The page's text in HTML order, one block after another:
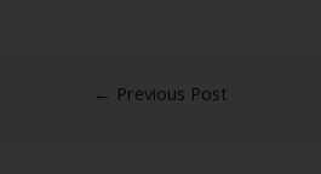
← Previous Post